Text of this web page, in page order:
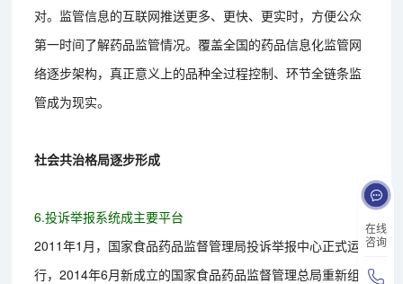
在线
咨询
对。监管信息的互联网推送更多、更快、更实时，方便公众
第一时间了解药品监管情况。覆盖全国的药品信息化监管网
络逐步架构，真正意义上的品种全过程控制、环节全链条监
管成为现实。
社会共治格局逐步形成
6.投诉举报系统成主要平台
2011年1月，国家食品药品监督管理局投诉举报中心正式运
行，2014年6月新成立的国家食品药品监督管理总局重新组